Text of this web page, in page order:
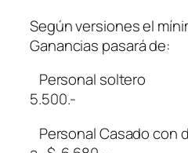
Según versiones el
Ganancias pasará de:
Personal
5.500.-
Personal Casado con